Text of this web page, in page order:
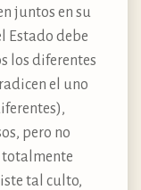
juntos en su
Estado debe
los diferentes
el uno
pero no
totalmente
tal culto,